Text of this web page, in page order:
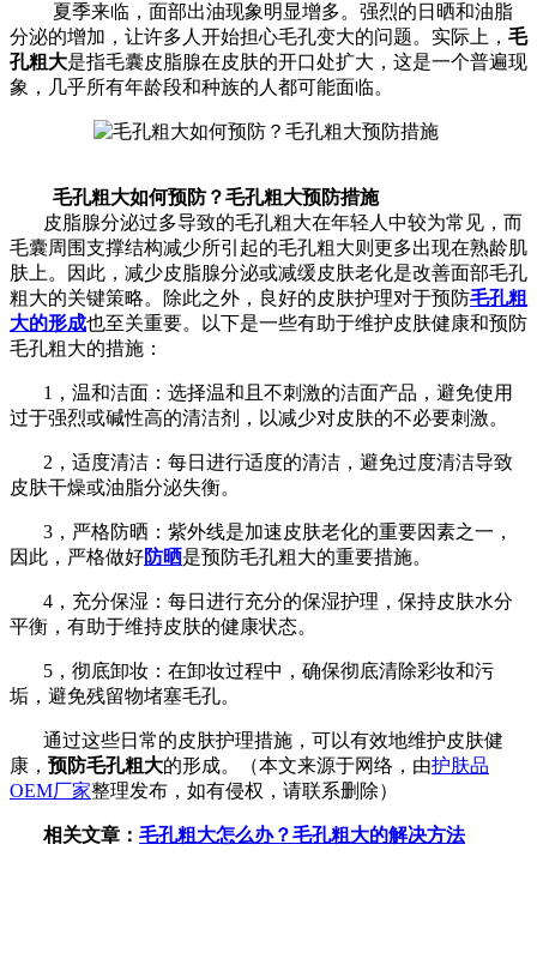
夏季来临，面部出油现象明显增多。强烈的日晒和油脂
分泌的增加，让许多人开始担心毛孔变大的问题。实际上， 毛
孔粗大是指毛囊皮脂腺在皮肤的开口处扩大，这是一个普遍现
象，几乎所有年龄段和种族的人都可能面临。
毛孔粗大如何预防？毛孔粗大预防措施
皮脂腺分泌过多导致的毛孔粗大在年轻人中较为常见，而
毛囊周围支撑结构减少所引起的毛孔粗大则更多出现在熟龄肌
肤上。因此，减少皮脂腺分泌或减缓皮肤老化是改善面部毛孔
粗大的关键策略。
除此之外，良好的皮肤护理对于预防毛孔粗
大的形成也至关重要。以下是一些有助于维护皮肤健康和预防
毛孔粗大的措施：
1，温和洁面：选择温和且不刺激的洁面产品，避免使用
过于强烈或碱性高的清洁剂，以减少对皮肤的不必要刺激。
2， 适度清洁：每日进行适度的清洁，避免过度清洁导致
皮肤干燥或油脂分泌失衡。
3，严格防晒：紫外线是加速皮肤老化的重要因素之一，
因此，严格做好防晒是预防毛孔粗大的重要措施。
4，充分保湿：每日进行充分的保湿护理，保持皮肤水分
平衡，有助于维持皮肤的健康状态。
5， 彻底卸妆：在卸妆过程中，确保彻底清除彩妆和污
垢，避免残留物堵塞毛孔。
通过这些日常的皮肤护理措施，可以有效地维护皮肤健
康， 预防毛孔粗大的形成。（本文来源于网络，由护肤品
OEM厂家整理发布，如有侵权，请联系删除）
相关文章： 毛孔粗大怎么办？毛孔粗大的解决方法